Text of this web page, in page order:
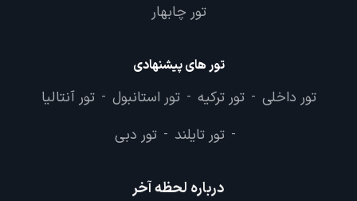
تور چابهار
تور های پیشنهادی
تور داخلی - تور ترکیه - تور استانبول - تور آنتالیا
- تور تایلند - تور دبی
درباره لحظه آخر